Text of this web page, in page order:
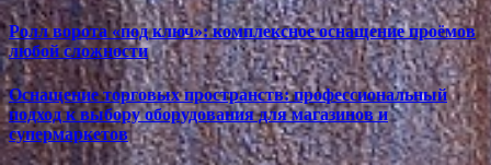
Ролл ворота «под ключ»: комплексное оснащение проёмов
любой сложности
Оснащение торговых пространств: профессиональный
подход к выбору оборудования для магазинов и
супермаркетов